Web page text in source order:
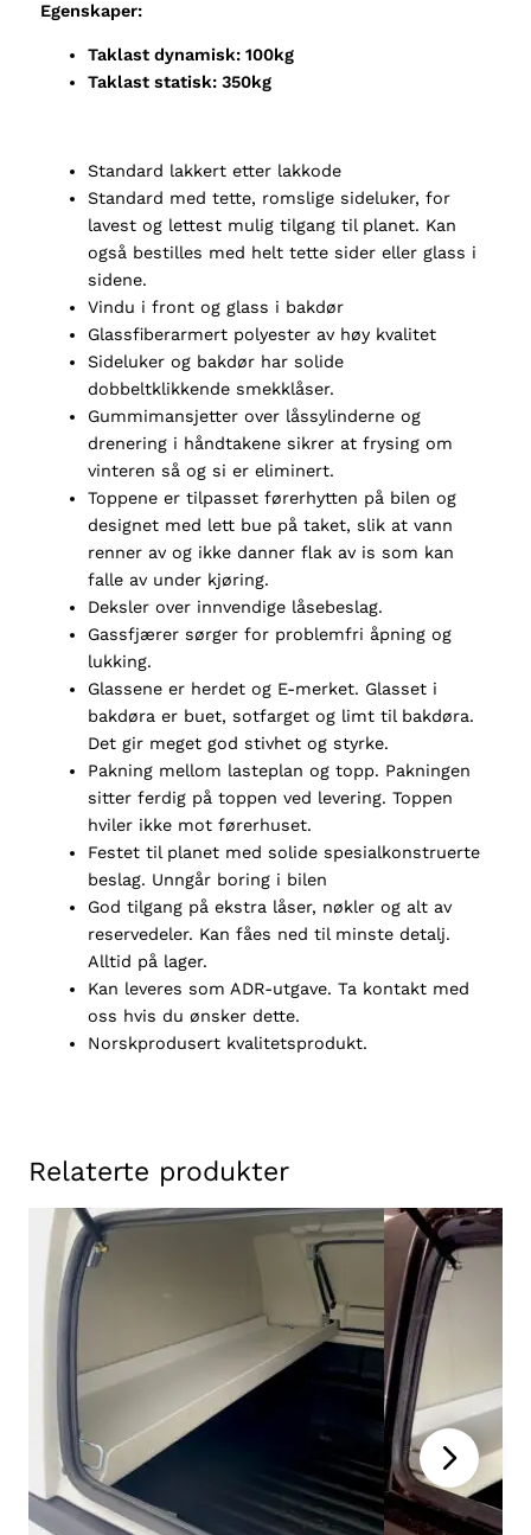
Egenskaper:
Taklast dynamisk: 100kg
Taklast statisk: 350kg
Standard lakkert etter lakkode
Standard med tette, romslige sideluker, for
lavest og lettest mulig tilgang til planet. Kan
også bestilles med helt tette sider eller glass i
sidene.
Vindu i front og glass i bakdør
Glassfiberarmert polyester av høy kvalitet
Sideluker og bakdør har solide
dobbeltklikkende smekklåser.
Gummimansjetter over låssylinderne og
drenering i håndtakene sikrer at frysing om
vinteren så og si er eliminert.
Toppene er tilpasset førerhytten på bilen og
designet med lett bue på taket, slik at vann
renner av og ikke danner flak av is som kan
falle av under kjøring.
Deksler over innvendige låsebeslag.
Gassfjærer sørger for problemfri åpning og
lukking.
Glassene er herdet og E-merket. Glasset i
bakdøra er buet, sotfarget og limt til bakdøra.
Det gir meget god stivhet og styrke.
Pakning mellom lasteplan og topp. Pakningen
sitter ferdig på toppen ved levering. Toppen
hviler ikke mot førerhuset.
Festet til planet med solide spesialkonstruerte
beslag. Unngår boring i bilen
God tilgang på ekstra låser, nøkler og alt av
reservedeler. Kan fåes ned til minste detalj.
Alltid på lager.
Kan leveres som ADR-utgave. Ta kontakt med
oss hvis du ønsker dette.
Norskprodusert kvalitetsprodukt.
Relaterte produkter